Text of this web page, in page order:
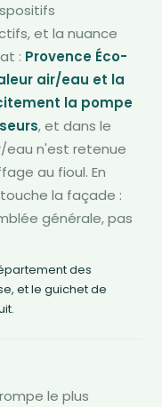
et la nuance
: Provence Éco-
air/eau et la
la pompe
, et dans le
eau n'est retenue
au fioul. En
la façade :
générale, pas
des
et le guichet de
le plus